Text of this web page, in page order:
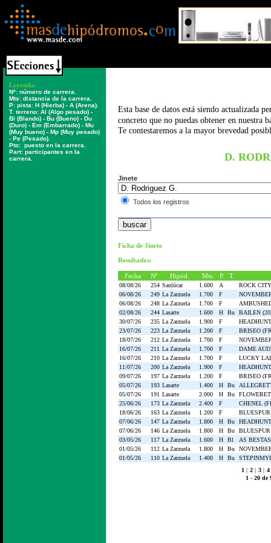
Leyenda:
Nº: número de carrera.
Mts: distancia de la carrera.
P: pista: H (Hierba) - A (Arena).
T. terreno: Al (Algo pesado) -
Bl (Blando) - Bu (Bueno) - Du
(Duro) - Em (Embarrado) - Mu
(Muy bueno) - Mp (Muy pesado)
- Pe (Pesado).
Pto: puesto en la carrera.
Part: participantes en la
carrera.
Esta base de datos está siendo actualizada
concreto que no puedas obtener en nuestra
Te contestaremos a la mayor brevedad
D.
Jinete
Todos los registros
Ficha de Jinete
Resultados:
Fecha Nº Hipód. Mts. P. T.
08/08/26 254 Sanlúcar 1.600 A
ROCK
06/08/26
249 La Zarzuela 1.700 F
06/08/26
248 La Zarzuela 1.700 F
02/08/26
244 Lasarte 1.600 H Bu
BAILEN
30/07/26
235 La Zarzuela 1.900 F
23/07/26
223 La Zarzuela 1.200 F
BRISEO
18/07/26
212 La Zarzuela 1.700 F
16/07/26
211 La Zarzuela 1.700 F
DAME
16/07/26
210 La Zarzuela 1.700 F
LUCKY
11/07/26
200 La Zarzuela 1.900 F
09/07/26
197 La Zarzuela 1.200 F
BRISEO
05/07/26
193 Lasarte 1.400 H Bu
05/07/26
191 Lasarte 2.000 H Bu
25/06/26
173 La Zarzuela 2.400 F
CHENEL
18/06/26
163 La Zarzuela 1.200 F
07/06/26
147 La Zarzuela 1.800 H Bu
07/06/26
146 La Zarzuela 1.800 H Bu
03/05/26
117 La Zarzuela 1.600 H Bl
AS
01/05/26
112 La Zarzuela 1.800 H Bu
01/05/26
110 La Zarzuela 1.400 H Bu
1 | 2| 3| 4
1 - 20 de